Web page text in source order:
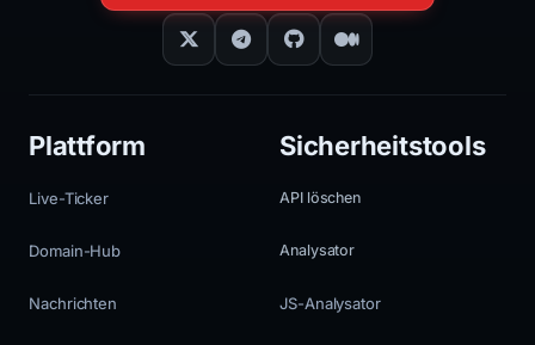
Plattform
Live-Ticker
Domain-Hub
Nachrichten
Sicherheitstools
API löschen
Analysator
JS-Analysator